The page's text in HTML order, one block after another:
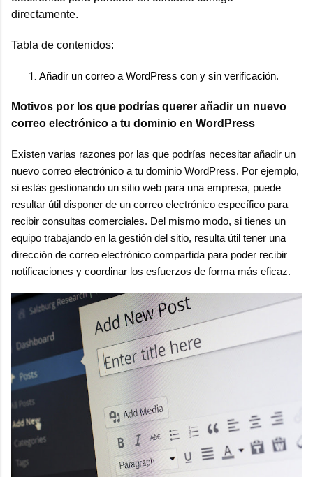
directamente.
Tabla de contenidos:
Añadir un correo a WordPress con y sin verificación.
Motivos por los que podrías querer añadir un nuevo
correo electrónico a tu dominio en WordPress
Existen varias razones por las que podrías necesitar añadir un
nuevo correo electrónico a tu dominio WordPress. Por ejemplo,
si estás gestionando un sitio web para una empresa, puede
resultar útil disponer de un correo electrónico específico para
recibir consultas comerciales. Del mismo modo, si tienes un
equipo trabajando en la gestión del sitio, resulta útil tener una
dirección de correo electrónico compartida para poder recibir
notificaciones y coordinar los esfuerzos de forma más eficaz.